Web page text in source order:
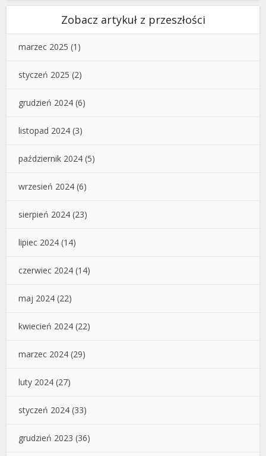
Zobacz artykuł z przeszłości
marzec 2025 (1)
styczeń 2025 (2)
grudzień 2024 (6)
listopad 2024 (3)
październik 2024 (5)
wrzesień 2024 (6)
sierpień 2024 (23)
lipiec 2024 (14)
czerwiec 2024 (14)
maj 2024 (22)
kwiecień 2024 (22)
marzec 2024 (29)
luty 2024 (27)
styczeń 2024 (33)
grudzień 2023 (36)